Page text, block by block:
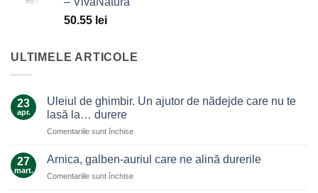
50.55 lei
ULTIMELE ARTICOLE
23
apr.
Uleiul de ghimbir. Un ajutor de nădejde care nu te
lasă la… durere
Comentariile sunt închisepentru
de
Un
27
mart.
Arnica, galben-auriul care ne alină durerile
Comentariile sunt închisepentru